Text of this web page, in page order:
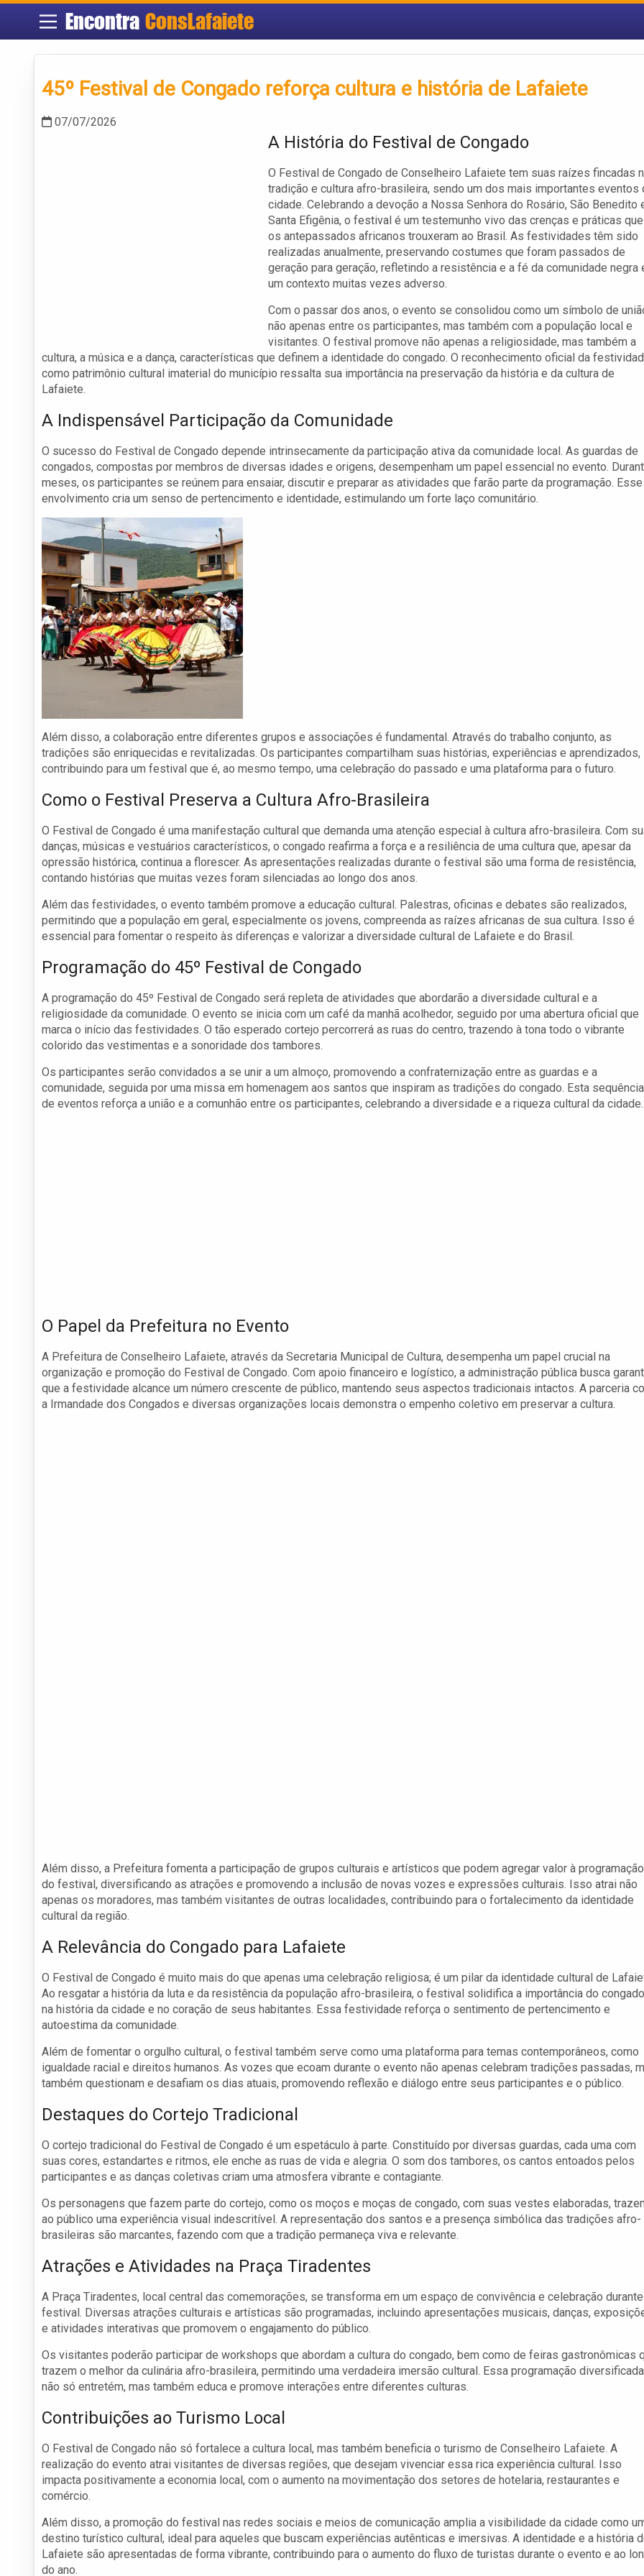
Encontra ConsLafaiete
45º Festival de Congado reforça cultura e história de Lafaiete
07/07/2026
A História do Festival de Congado
O Festival de Congado de Conselheiro Lafaiete tem suas raízes fincadas
tradição e cultura afro-brasileira, sendo um dos mais importantes eventos
cidade. Celebrando a devoção a Nossa Senhora do Rosário, São Benedito
Santa Efigênia, o festival é um testemunho vivo das crenças e práticas que
os antepassados africanos trouxeram ao Brasil. As festividades têm sido
realizadas anualmente, preservando costumes que foram passados de
geração para geração, refletindo a resistência e a fé da comunidade negra
um contexto muitas vezes adverso.
Com o passar dos anos, o evento se consolidou como um símbolo de
não apenas entre os participantes, mas também com a população local e
visitantes. O festival promove não apenas a religiosidade, mas também a
cultura, a música e a dança, características que definem a identidade do congado. O reconhecimento oficial da
como patrimônio cultural imaterial do município ressalta sua importância na preservação da história e da cultura de
Lafaiete.
A Indispensável Participação da Comunidade
O sucesso do Festival de Congado depende intrinsecamente da participação ativa da comunidade local. As guardas de
congados, compostas por membros de diversas idades e origens, desempenham um papel essencial no evento.
meses, os participantes se reúnem para ensaiar, discutir e preparar as atividades que farão parte da programação. Esse
envolvimento cria um senso de pertencimento e identidade, estimulando um forte laço comunitário.
Além disso, a colaboração entre diferentes grupos e associações é fundamental. Através do trabalho conjunto, as
tradições são enriquecidas e revitalizadas. Os participantes compartilham suas histórias, experiências e aprendizados,
contribuindo para um festival que é, ao mesmo tempo, uma celebração do passado e uma plataforma para o futuro.
Como o Festival Preserva a Cultura Afro-Brasileira
O Festival de Congado é uma manifestação cultural que demanda uma atenção especial à cultura afro-brasileira. Com
danças, músicas e vestuários característicos, o congado reafirma a força e a resiliência de uma cultura que, apesar da
opressão histórica, continua a florescer. As apresentações realizadas durante o festival são uma forma de resistência,
contando histórias que muitas vezes foram silenciadas ao longo dos anos.
Além das festividades, o evento também promove a educação cultural. Palestras, oficinas e debates são realizados,
permitindo que a população em geral, especialmente os jovens, compreenda as raízes africanas de sua cultura. Isso é
essencial para fomentar o respeito às diferenças e valorizar a diversidade cultural de Lafaiete e do Brasil.
Programação do 45º Festival de Congado
A programação do 45º Festival de Congado será repleta de atividades que abordarão a diversidade cultural e a
religiosidade da comunidade. O evento se inicia com um café da manhã acolhedor, seguido por uma abertura oficial que
marca o início das festividades. O tão esperado cortejo percorrerá as ruas do centro, trazendo à tona todo o vibrante
colorido das vestimentas e a sonoridade dos tambores.
Os participantes serão convidados a se unir a um almoço, promovendo a confraternização entre as guardas e a
comunidade, seguida por uma missa em homenagem aos santos que inspiram as tradições do congado. Esta sequência
de eventos reforça a união e a comunhão entre os participantes, celebrando a diversidade e a riqueza cultural da cidade.
O Papel da Prefeitura no Evento
A Prefeitura de Conselheiro Lafaiete, através da Secretaria Municipal de Cultura, desempenha um papel crucial na
organização e promoção do Festival de Congado. Com apoio financeiro e logístico, a administração pública busca
que a festividade alcance um número crescente de público, mantendo seus aspectos tradicionais intactos. A parceria
a Irmandade dos Congados e diversas organizações locais demonstra o empenho coletivo em preservar a cultura.
Além disso, a Prefeitura fomenta a participação de grupos culturais e artísticos que podem agregar valor à programação
do festival, diversificando as atrações e promovendo a inclusão de novas vozes e expressões culturais. Isso atrai não
apenas os moradores, mas também visitantes de outras localidades, contribuindo para o fortalecimento da identidade
cultural da região.
A Relevância do Congado para Lafaiete
O Festival de Congado é muito mais do que apenas uma celebração religiosa; é um pilar da identidade cultural de
Ao resgatar a história da luta e da resistência da população afro-brasileira, o festival solidifica a importância do congado
na história da cidade e no coração de seus habitantes. Essa festividade reforça o sentimento de pertencimento e
autoestima da comunidade.
Além de fomentar o orgulho cultural, o festival também serve como uma plataforma para temas contemporâneos, como
igualdade racial e direitos humanos. As vozes que ecoam durante o evento não apenas celebram tradições passadas,
também questionam e desafiam os dias atuais, promovendo reflexão e diálogo entre seus participantes e o público.
Destaques do Cortejo Tradicional
O cortejo tradicional do Festival de Congado é um espetáculo à parte. Constituído por diversas guardas, cada uma com
suas cores, estandartes e ritmos, ele enche as ruas de vida e alegria. O som dos tambores, os cantos entoados pelos
participantes e as danças coletivas criam uma atmosfera vibrante e contagiante.
Os personagens que fazem parte do cortejo, como os moços e moças de congado, com suas vestes elaboradas,
ao público uma experiência visual indescritível. A representação dos santos e a presença simbólica das tradições afro-
brasileiras são marcantes, fazendo com que a tradição permaneça viva e relevante.
Atrações e Atividades na Praça Tiradentes
A Praça Tiradentes, local central das comemorações, se transforma em um espaço de convivência e celebração
festival. Diversas atrações culturais e artísticas são programadas, incluindo apresentações musicais, danças,
e atividades interativas que promovem o engajamento do público.
Os visitantes poderão participar de workshops que abordam a cultura do congado, bem como de feiras gastronômicas
trazem o melhor da culinária afro-brasileira, permitindo uma verdadeira imersão cultural. Essa programação diversificada
não só entretém, mas também educa e promove interações entre diferentes culturas.
Contribuições ao Turismo Local
O Festival de Congado não só fortalece a cultura local, mas também beneficia o turismo de Conselheiro Lafaiete. A
realização do evento atrai visitantes de diversas regiões, que desejam vivenciar essa rica experiência cultural. Isso
impacta positivamente a economia local, com o aumento na movimentação dos setores de hotelaria, restaurantes e
comércio.
Além disso, a promoção do festival nas redes sociais e meios de comunicação amplia a visibilidade da cidade como
destino turístico cultural, ideal para aqueles que buscam experiências autênticas e imersivas. A identidade e a história
Lafaiete são apresentadas de forma vibrante, contribuindo para o aumento do fluxo de turistas durante o evento e ao
do ano.